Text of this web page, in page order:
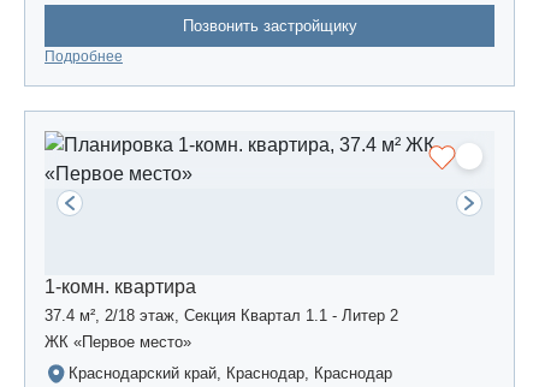
Позвонить застройщику
Подробнее
1-комн. квартира
37.4 м², 2/18 этаж, Секция Квартал 1.1 - Литер 2
ЖК «Первое место»
Краснодарский край, Краснодар, Краснодар